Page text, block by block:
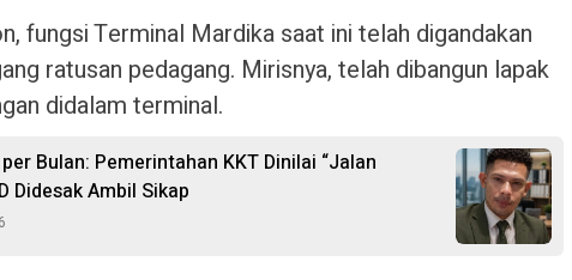
fungsi Terminal Mardika saat ini telah digandakan
ratusan pedagang. Mirisnya, telah dibangun lapak
didalam terminal.
Bulan: Pemerintahan KKT Dinilai “Jalan
Didesak Ambil Sikap